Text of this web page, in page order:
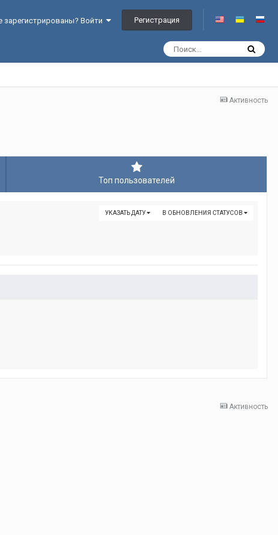
зарегистрированы? Войти Регистрация
Активность
Топ пользователей
В ОБНОВЛЕНИЯ СТАТУСОВ
УКАЗАТЬ ДАТУ
Активность